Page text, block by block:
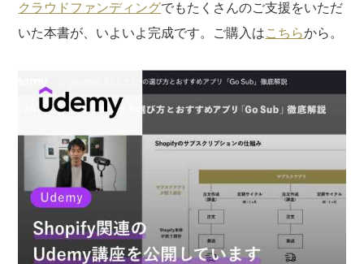
クラウドファンディングでもたくさんのご支援をいただ
いた本書が、いよいよ完成です。ご購入はこちらから。